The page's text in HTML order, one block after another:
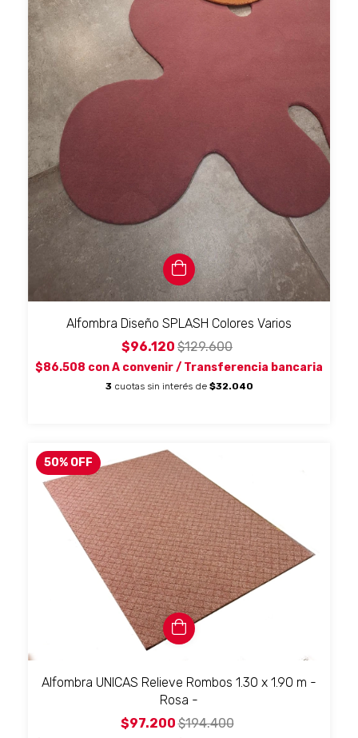
Alfombra Diseño SPLASH Colores Varios
$96.120 $129.600
$86.508 conA convenir / Transferencia bancaria
3 cuotas sin interés de $32.040
50% OFF
Alfombra UNICAS Relieve Rombos 1.30 x 1.90 m -
Rosa -
$97.200$194.400